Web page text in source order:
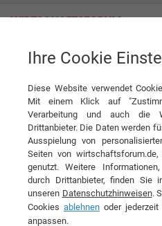
Massivhaus Mittelrhein GmbH
Interview Massivhaus Mittelrhein
DIESEN ARTIKEL
„Eine Bauweise,
zulässt“
Ihre Cookie
Diese Website verwendet
Mit einem Klick auf
Verarbeitung und auch die
Drittanbieter. Die Daten werden
Ausspielung von
Seiten von
genutzt. Weitere
durch Drittanbieter, finden Sie
unseren Datenschutzhinweisen.
Cookies ablehnen oder
anpassen.